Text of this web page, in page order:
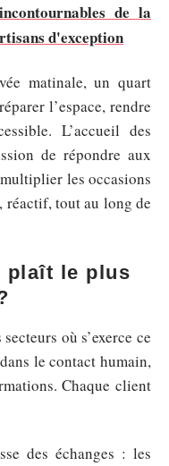
de la
d'exception
matinale, un quart
l’espace, rendre
L’accueil des
de répondre aux
les occasions
réactif, tout au long de
plaît le plus
où s’exerce ce
le contact humain,
Chaque client
des échanges : les